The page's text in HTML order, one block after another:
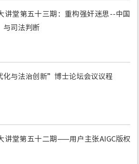
讲堂第五十三期：重构强奸迷思--中国
司法判断
与法治创新”博士论坛会议议程
讲堂第五十二期——用户主张AIGC版权